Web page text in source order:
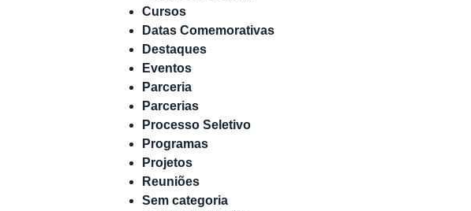
Cursos
Datas Comemorativas
Destaques
Eventos
Parceria
Parcerias
Processo Seletivo
Programas
Projetos
Reuniões
Sem categoria